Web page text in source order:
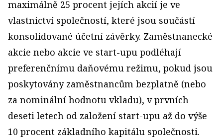
maximálně 25 procent jejích akcií je ve
vlastnictví společností, které jsou součástí
konsolidované účetní závěrky. Zaměstnanecké
akcie nebo akcie ve start-upu podléhají
preferenčnímu daňovému režimu, pokud jsou
poskytovány zaměstnancům bezplatně (nebo
za nominální hodnotu vkladu), v prvních
deseti letech od založení start-upu až do výše
10 procent základního kapitálu společnosti.